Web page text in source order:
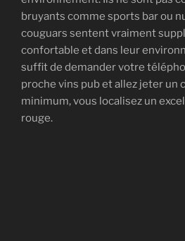
bruyants comme sports bar ou
couguars sentent vraiment
confortable et dans leur
suffit de demander votre
proche vins pub et allez jeter un
minimum, vous localisez un
rouge.